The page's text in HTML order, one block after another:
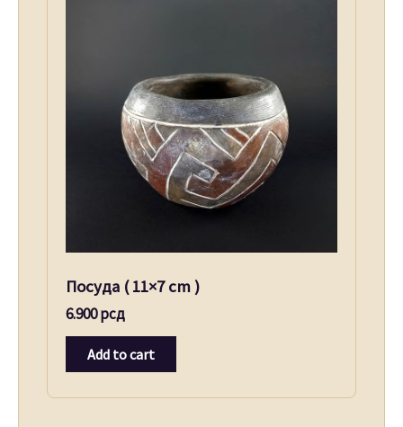
Посуда ( 11×7 cm )
6.900рсд
Add to cart